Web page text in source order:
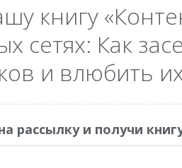
книгу
сетях: Как
и влюбить
рассылку и получи